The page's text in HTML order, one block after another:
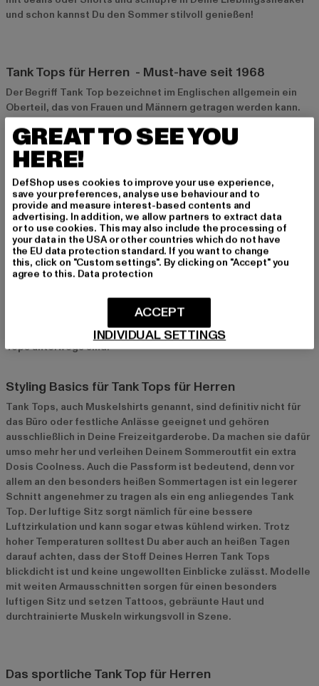
und schon kannst Du den Sommer stilvoll genießen!
Tank Tops für Herren - Must-have seit 1968
Der Begriff Tank Top bezeichnet im Englischen allgemein ein
Oberteil, das von Frauen und Männern getragen werden kann.
Im Fashionbereich versteht man darunter ein ärmelloses Shirt
mit oder ohne Träger. Tank Tops für Herren entwickelten sich in
den 1960er Jahren als Mischform von Unterhemden und
Badeanzügen. Der englische Begriff „tank suit“ bedeutet
übersetzt Badeanzug und gab dem Produkt seinen Namen.
Heutzutage haben Tank Tops für Herren keine Ähnlichkeit mehr
mit Bademode, sondern sind als eigenständiges Oberteil fest
in der Modewelt etabliert. Du kannst sie im Sommer als
Alternative zumT-Shirt oder Hemd tragen oder in der kalten
Jahreszeit unter Deinem Kapuzenpullover, um Dich zusätzlich
zu wärmen. Als Sportkleidung sind bei Basketballern vor allem
genug Bewegungsfreiheit bieten. Bei so viel Abwechslung ist
es also kein Wunder, dass auch Stars wie Ryan Gosling,
Channing Tatum oder Chris Brown regelmäßig in Herren Tank
Tops unterwegs sind.
Styling Basics für Tank Tops für Herren
Tank Tops, auch Muskelshirts genannt, sind definitiv nicht für
das Büro oder festliche Anlässe geeignet und gehören
ausschließlich in Deine Freizeitgarderobe. Da machen sie dafür
umso mehr her und verleihen Deinem Sommeroutfit ein extra
Dosis Coolness. Auch die Passform ist bedeutend, denn vor
allem an den besonders heißen Sommertagen ist ein legerer
Schnitt angenehmer zu tragen als ein eng anliegendes Tank
Top. Der luftige Sitz sorgt nämlich für eine bessere
Luftzirkulation und kann sogar etwas kühlend wirken. Trotz
hoher Temperaturen solltest Du aber auch an heißen Tagen
darauf achten, dass der Stoff Deines Herren Tank Tops
blickdicht ist und keine ungewollten Einblicke zulässt. Modelle
mit weiten Armausschnitten sorgen für einen besonders
luftigen Sitz und setzen Tattoos, gebräunte Haut und
durchtrainierte Muskeln wirkungsvoll in Szene.
Das sportliche Tank Top für Herren
GREAT TO SEE YOU
HERE!
DefShop uses cookies to improve your use experience,
save your preferences, analyse use behaviour and to
provide and measure interest-based contents and
advertising. In addition, we allow partners to extract data
or to use cookies. This may also include the processing of
your data in the USA or other countries which do not have
the EU data protection standard. If you want to change
this, click on "Custom settings". By clicking on "Accept" you
agree to this. Data protection
INDIVIDUAL SETTINGS
ACCEPT